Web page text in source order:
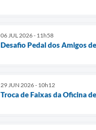
06 JUL 2026 - 11h58
Desafio Pedal dos Amigos
29 JUN 2026 - 10h12
Troca de Faixas da Oficina